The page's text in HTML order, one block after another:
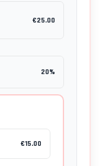
€25.00
20%
€15.00